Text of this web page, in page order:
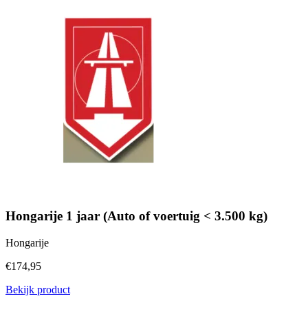
Hongarije 1 jaar (Auto of voertuig < 3.500 kg)
Hongarije
€174,95
Bekijk product